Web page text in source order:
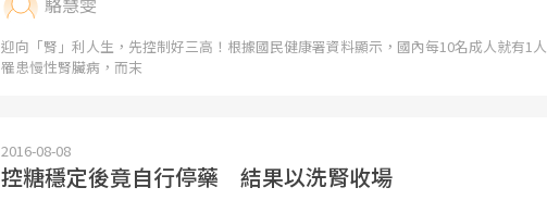
迎向「腎」利人生，先控制好三高！根據國民健康署資料顯示，國內每10名成人就有1人
罹患慢性腎臟病，而末
2016-08-08
控糖穩定後竟自行停藥 結果以洗腎收場